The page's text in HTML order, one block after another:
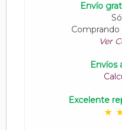
Envío
Ver
Envíos
Excelente